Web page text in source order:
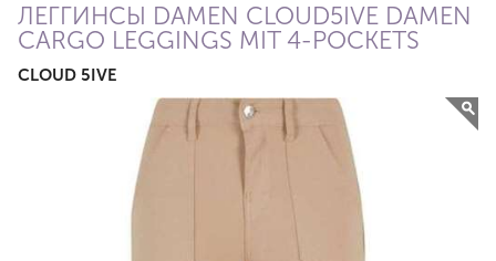
ЛЕГГИНСЫ DAMEN CLOUD5IVE DAMEN
CARGO LEGGINGS MIT 4-POCKETS
CLOUD 5IVE